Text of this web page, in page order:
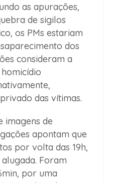
as apurações,
de sigilos
os PMs estariam
dos
consideram a
das vítimas.
imagens de
apontam que
por volta das 19h,
Foram
por uma